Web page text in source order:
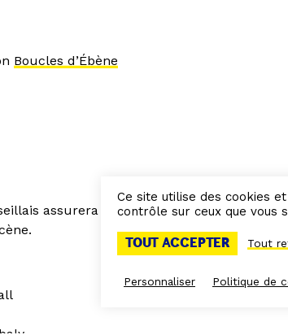
Boucles d’Ébène
assurera tous les
Ce site utilise des cookies
contrôle sur ceux que vous
TOUT ACCEPTER Tout
Personnaliser Politique de